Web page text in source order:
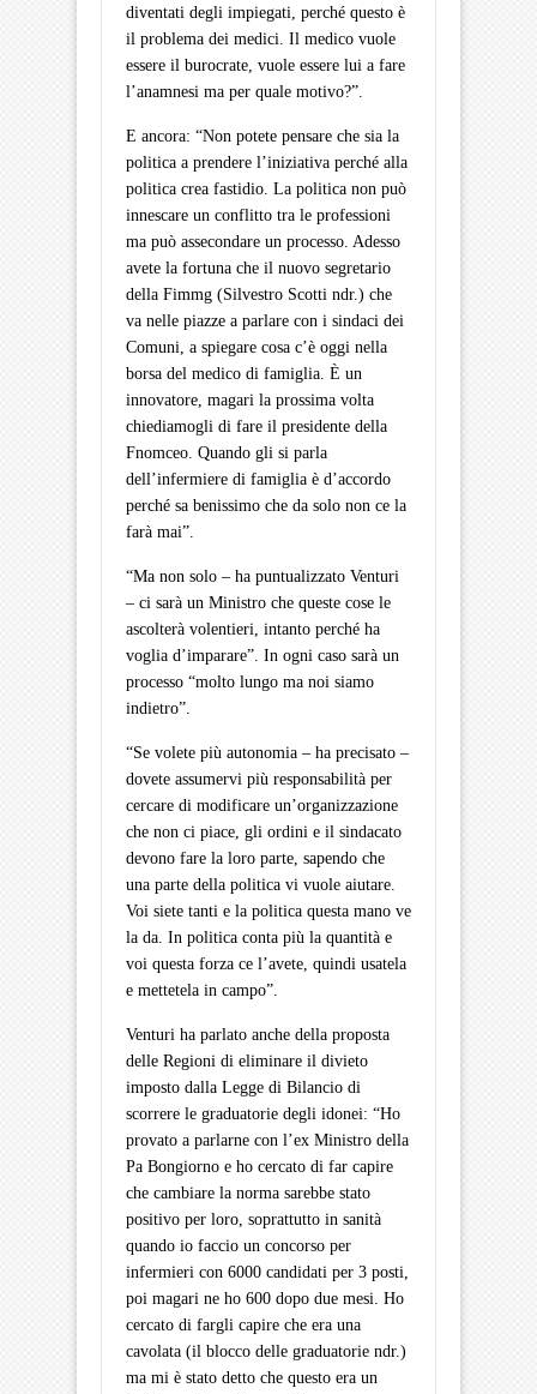
diventati degli impiegati, perché questo è
il problema dei medici. Il medico vuole
essere il burocrate, vuole essere lui a fare
l’anamnesi ma per quale motivo?”.
E ancora: “Non potete pensare che sia la
politica a prendere l’iniziativa perché alla
politica crea fastidio. La politica non può
innescare un conflitto tra le professioni
ma può assecondare un processo. Adesso
avete la fortuna che il nuovo segretario
della Fimmg (Silvestro Scotti ndr.) che
va nelle piazze a parlare con i sindaci dei
Comuni, a spiegare cosa c’è oggi nella
borsa del medico di famiglia. È un
innovatore, magari la prossima volta
chiediamogli di fare il presidente della
Fnomceo. Quando gli si parla
dell’infermiere di famiglia è d’accordo
perché sa benissimo che da solo non ce la
farà mai”.
“Ma non solo – ha puntualizzato Venturi
– ci sarà un Ministro che queste cose le
ascolterà volentieri, intanto perché ha
voglia d’imparare”. In ogni caso sarà un
processo “molto lungo ma noi siamo
indietro”.
“Se volete più autonomia – ha precisato –
dovete assumervi più responsabilità per
cercare di modificare un’organizzazione
che non ci piace, gli ordini e il sindacato
devono fare la loro parte, sapendo che
una parte della politica vi vuole aiutare.
Voi siete tanti e la politica questa mano ve
la da. In politica conta più la quantità e
voi questa forza ce l’avete, quindi usatela
e mettetela in campo”.
Venturi ha parlato anche della proposta
delle Regioni di eliminare il divieto
imposto dalla Legge di Bilancio di
scorrere le graduatorie degli idonei: “Ho
provato a parlarne con l’ex Ministro della
Pa Bongiorno e ho cercato di far capire
che cambiare la norma sarebbe stato
positivo per loro, soprattutto in sanità
quando io faccio un concorso per
infermieri con 6000 candidati per 3 posti,
poi magari ne ho 600 dopo due mesi. Ho
cercato di fargli capire che era una
cavolata (il blocco delle graduatorie ndr.)
ma mi è stato detto che questo era un